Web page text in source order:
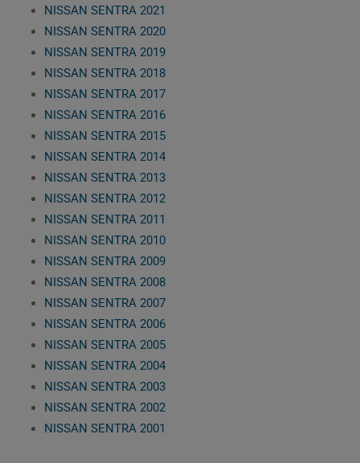
NISSAN SENTRA 2021
NISSAN SENTRA 2020
NISSAN SENTRA 2019
NISSAN SENTRA 2018
NISSAN SENTRA 2017
NISSAN SENTRA 2016
NISSAN SENTRA 2015
NISSAN SENTRA 2014
NISSAN SENTRA 2013
NISSAN SENTRA 2012
NISSAN SENTRA 2011
NISSAN SENTRA 2010
NISSAN SENTRA 2009
NISSAN SENTRA 2008
NISSAN SENTRA 2007
NISSAN SENTRA 2006
NISSAN SENTRA 2005
NISSAN SENTRA 2004
NISSAN SENTRA 2003
NISSAN SENTRA 2002
NISSAN SENTRA 2001